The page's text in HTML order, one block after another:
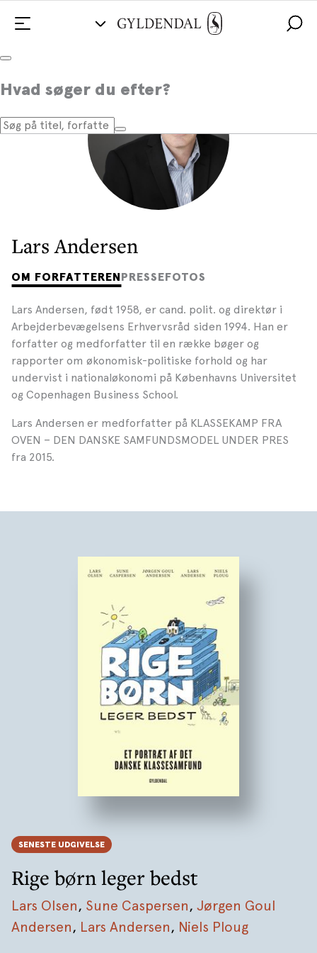
Hvad søger du efter?
Lars Andersen
OM FORFATTERENPRESSEFOTOS
Lars Andersen, født 1958, er cand. polit. og direktør i
Arbejderbevægelsens Erhvervsråd siden 1994. Han er
forfatter og medforfatter til en række bøger og
rapporter om økonomisk-politiske forhold og har
undervist i nationaløkonomi på Københavns Universitet
og Copenhagen Business School.
Lars Andersen er medforfatter på KLASSEKAMP FRA
OVEN – DEN DANSKE SAMFUNDSMODEL UNDER PRES
fra 2015.
SENESTE UDGIVELSE
Rige børn leger bedst
Lars Olsen, Sune Caspersen, Jørgen Goul
Andersen, Lars Andersen, Niels Ploug